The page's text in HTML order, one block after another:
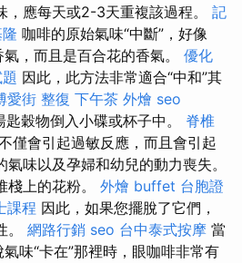
，應每天或2-3天重複該過程。 記
咖啡的原始氣味“中斷”，好像
，而且是百合花的香氣。 優化
因此，此方法非常適合“中和”其
愛街 整復 下午茶 外燴 seo
穀物倒入小碟或杯子中。 脊椎
僅會引起過敏反應，而且會引起
味以及孕婦和幼兒的動力喪失。
棧上的花粉。 外燴 buffet 台胞證
課程 因此，如果您擺脫了它們，
。 網路行銷 seo 台中泰式按摩 當
味“卡在”那裡時，眼咖啡非常有